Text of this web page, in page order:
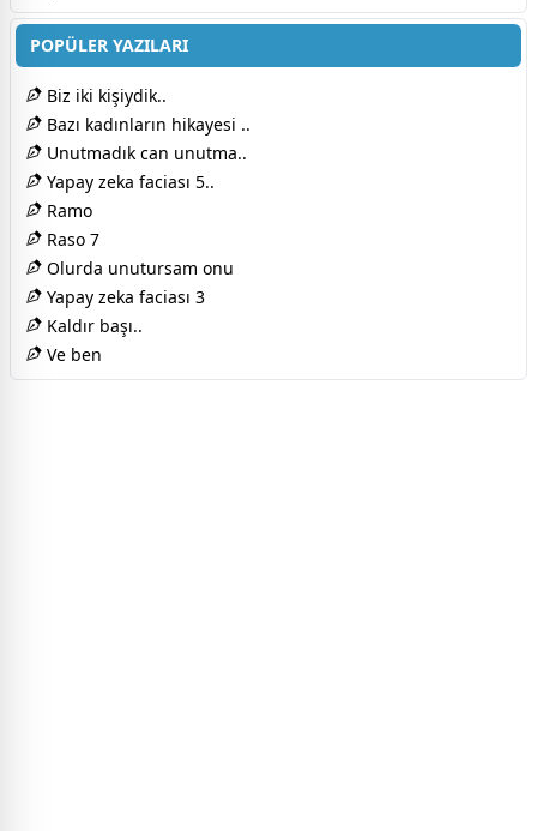
POPÜLER YAZILARI
Biz iki kişiydik..
Bazı kadınların hikayesi ..
Unutmadık can unutma..
Yapay zeka faciası 5..
Ramo
Raso 7
Olurda unutursam onu
Yapay zeka faciası 3
Kaldır başı..
Ve ben